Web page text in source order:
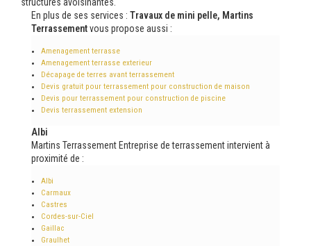
En plus de ses services : Travaux de mini pelle, Martins
Terrassementvous propose aussi :
Amenagement terrasse
Amenagement terrasse exterieur
Décapage de terres avant terrassement
Devis gratuit pour terrassement pour construction de maison
Devis pour terrassement pour construction de piscine
Devis terrassement extension
Albi
Martins Terrassement Entreprise de terrassement intervient à
proximité de :
Albi
Carmaux
Castres
Cordes-sur-Ciel
Gaillac
Graulhet